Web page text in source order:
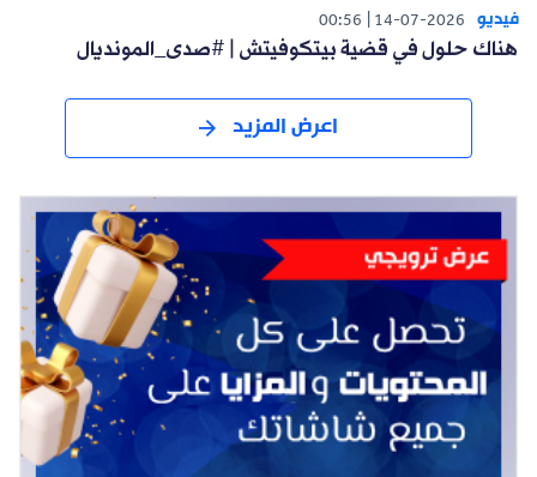
فيديو 14-07-2026
00:56
هناك حلول في قضية بيتكوفيتش | #صدى_المونديال
اعرض المزيد